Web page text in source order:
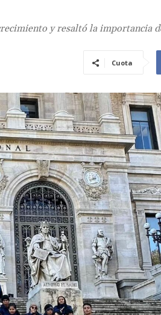
y resaltó la importancia
Cuota